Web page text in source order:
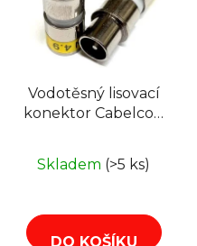
Vodotěsný lisovací
konektor Cabelcon
Skladem (>5 ks)
DO KOŠÍKU